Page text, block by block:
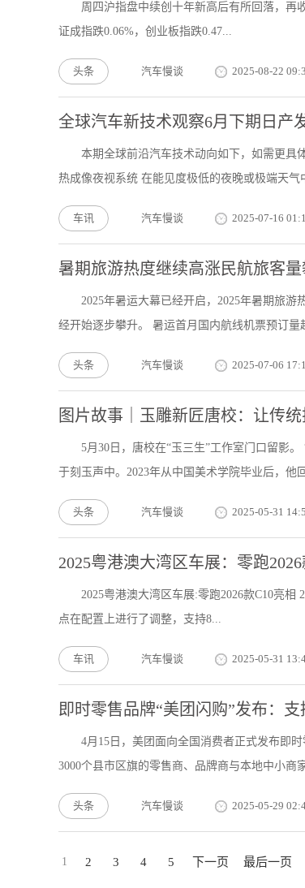
周四沪指盘中续创十年新高后有所回落，再
证成指跌0.06%，创业板指跌0.47...
头条 汽车慢谈 2025-08-22
全球汽车新技术观察6月下期日产
本期全球前沿汽车技术动向如下，如需更具
热成像夜视系统 在能见度极低的夜晚或极端天气
车讯 汽车慢谈 2025-07-16
暑期旅游热度继续高涨民航旅客量
2025年暑运大幕已经开启，2025年暑期旅
经开始逐步攀升。 暑运首月国内航线机票预订量
头条 汽车慢谈 2025-07-06
图片故事｜玉雕新匠唐校：让传
5月30日，唐校在“玉三生”工作室门口留影
于刻玉声中。2023年从中国美术学院毕业后，他
头条 汽车慢谈 2025-05-31
2025粤港澳大湾区车展：零跑2026
2025粤港澳大湾区车展:零跑2026款C10亮相
点在配置上进行了调整，支持8...
车讯 汽车慢谈 2025-05-31
即时零售品牌“美团闪购”发布：
4月15日，美团面向全国消费者正式发布即
3000个县市区旗的零售商、品牌商与本地中小商
头条 汽车慢谈 2025-05-29
1 2 3 4 5 下一页 最后一页